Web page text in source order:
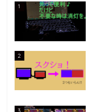
1
2
3